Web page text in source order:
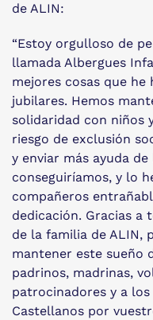
de ALIN:
“Estoy orgulloso de
llamada Albergues
mejores cosas que he
jubilares. Hemos
solidaridad con niños
riesgo de exclusión
y enviar más ayuda
conseguiríamos, y lo
compañeros
dedicación. Gracias a
de la familia de ALIN,
mantener este sueño
padrinos, madrinas,
patrocinadores y a
Castellanos por